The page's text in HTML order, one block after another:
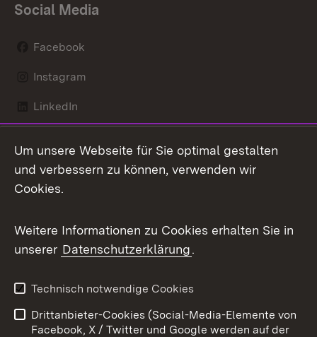
Social Media
Facebook
Instagram
LinkedIn
X / Twitter
Youtube
Kontakt
Datenschutz
Barrierefreiheit
Impressum
Cookies
Um unsere Webseite für Sie optimal gestalten
und verbessern zu können, verwenden wir
Cookies.
Weitere Informationen zu Cookies erhalten Sie in
unserer Datenschutzerklärung.
Technisch notwendige Cookies
Drittanbieter-Cookies (Social-Media-Elemente von
Facebook, X / Twitter und Google werden auf der